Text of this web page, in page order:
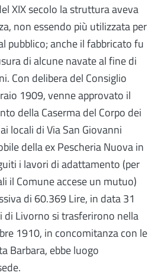
XIX secolo la struttura aveva
non essendo più utilizzata per
pubblico; anche il fabbricato fu
di alcune navate al fine di
Con delibera del Consiglio
1909, venne approvato il
della Caserma del Corpo dei
locali di Via San Giovanni
della ex Pescheria Nuova in
i lavori di adattamento (per
il Comune accese un mutuo)
di 60.369 Lire, in data 31
di Livorno si trasferirono nella
1910, in concomitanza con le
Barbara, ebbe luogo